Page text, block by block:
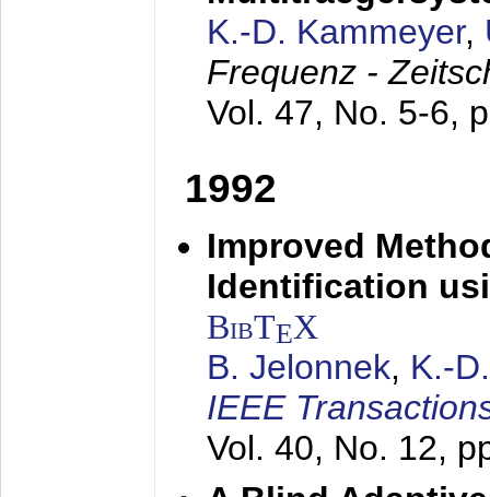
K.-D. Kammeyer,
Frequenz -
Vol. 47, No. 5-6,
1992
Improved
Identification
BibTEX
B. Jelonnek, K.-
IEEE
Vol. 40, No. 12,